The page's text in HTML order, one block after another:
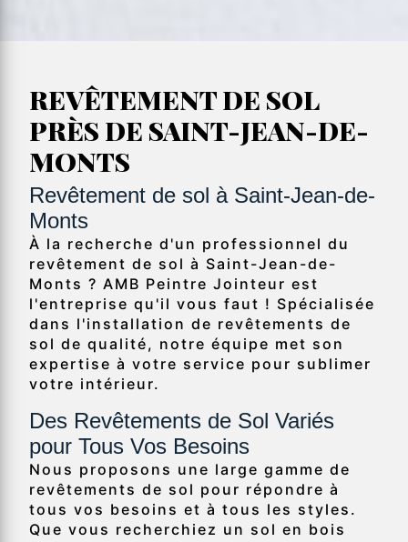
REVÊTEMENT DE SOL
PRÈS DE SAINT-JEAN-DE-
MONTS
Revêtement de sol à Saint-Jean-de-
Monts
À la recherche d'un professionnel du
revêtement de sol à Saint-Jean-de-
Monts ? AMB Peintre Jointeur est
l'entreprise qu'il vous faut ! Spécialisée
dans l'installation de revêtements de
sol de qualité, notre équipe met son
expertise à votre service pour sublimer
votre intérieur.
Des Revêtements de Sol Variés
pour Tous Vos Besoins
Nous proposons une large gamme de
revêtements de sol pour répondre à
tous vos besoins et à tous les styles.
Que vous recherchiez un sol en bois